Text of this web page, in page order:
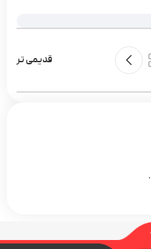
قدیمی تر
.